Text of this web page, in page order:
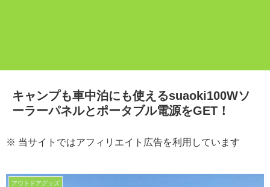
キャンプも車中泊にも使えるsuaoki100Wソ
ーラーパネルとポータブル電源をGET！
※ 当サイトではアフィリエイト広告を利用しています
アウトドアグッズ